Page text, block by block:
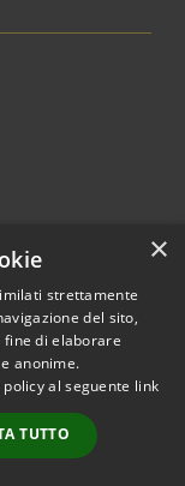
© 2026 • Comune di
•
Accesso
redazione
×
strettamente
del sito,
fine di elaborare
anonime.
al seguente link
TUTTO